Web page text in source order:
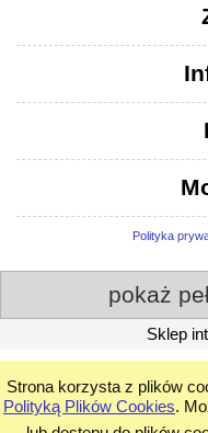
Strona korzysta z plików
Polityką Plików Cookies.
Polityka
pokaż
Sklep